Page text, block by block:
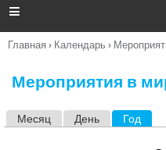
п

Вы
Главная › Календарь ›
Мероприятия в
Месяц День Год